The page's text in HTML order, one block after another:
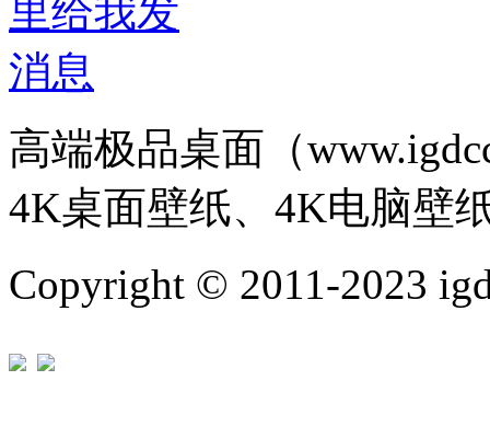
高端极品桌面（
4K桌面壁纸、4K电脑壁
Copyright © 2011-2023